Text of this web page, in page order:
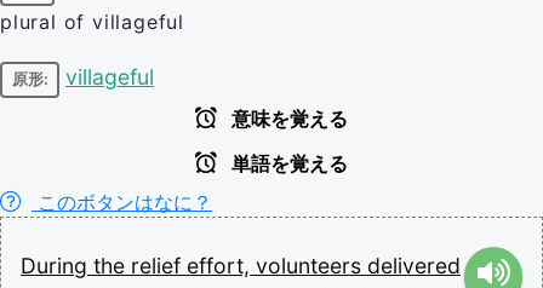
plural of villageful
原形: villageful
意味を覚える
単語を覚える
このボタンはなに？
During the relief effort, volunteers delivered